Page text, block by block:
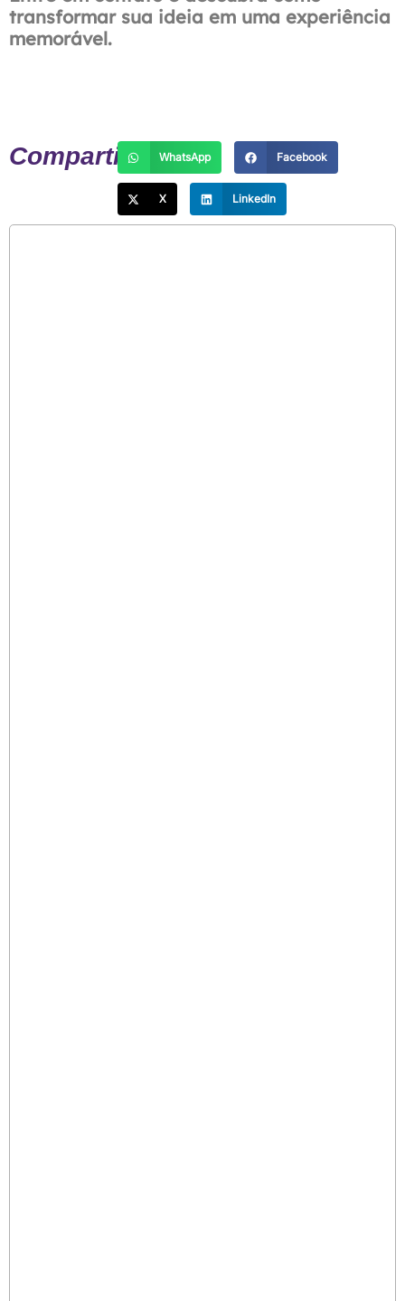
transformar sua ideia em uma experiência
memorável.
Compartilhe:WhatsApp Facebook
X LinkedIn